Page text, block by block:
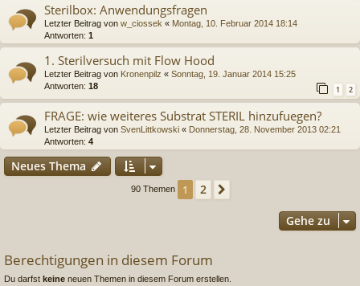
Sterilbox: Anwendungsfragen
Letzter Beitrag von w_ciossek « Montag, 10. Februar 2014 18:14
Antworten: 1
1. Sterilversuch mit Flow Hood
Letzter Beitrag von Kronenpilz « Sonntag, 19. Januar 2014 15:25
Antworten: 18 1 2
FRAGE: wie weiteres Substrat STERIL hinzufuegen?
Letzter Beitrag von SvenLittkowski « Donnerstag, 28. November 2013 02:21
Antworten: 4
Neues Thema
90 Themen 1 2
Gehe zu
Berechtigungen in diesem Forum
Du darfst keine neuen Themen in diesem Forum erstellen.